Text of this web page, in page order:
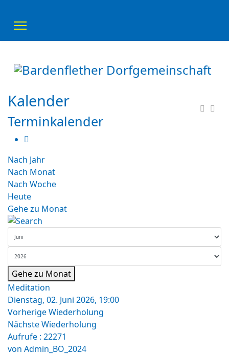
Kalender
Terminkalender
Nach Jahr
Nach Monat
Nach Woche
Heute
Gehe zu Monat
Gehe zu Monat
Meditation
Dienstag, 02. Juni 2026, 19:00
Vorherige Wiederholung
Nächste Wiederholung
Aufrufe : 22271
von Admin_BO_2024